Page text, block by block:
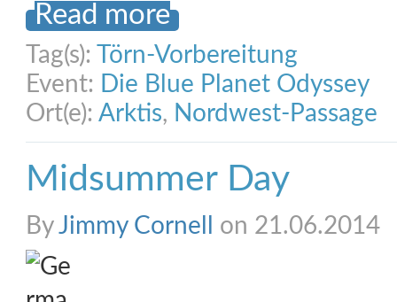
Read more
Tag(s):
Törn-Vorbereitung
Event: Die Blue Planet Odyssey
Ort(e): Arktis, Nordwest-Passage
Midsummer Day
ByJimmy Cornell on 21.06.2014